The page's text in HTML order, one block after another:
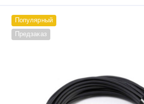
Популярный
Предзаказ